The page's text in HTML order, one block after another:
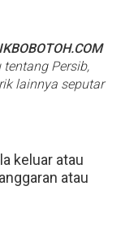
Persib,
lainnya seputar
keluar atau
atau